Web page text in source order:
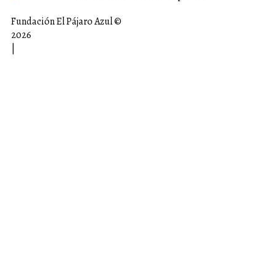
Fundación El Pájaro Azul ©
2026